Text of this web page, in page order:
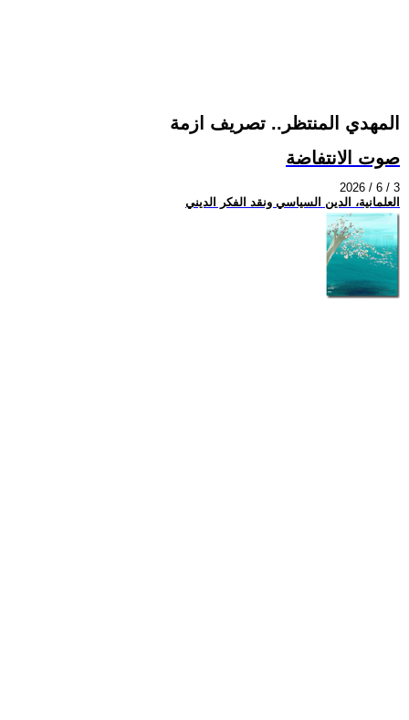
المهدي المنتظر.. تصريف ازمة
صوت الانتفاضة
2026 / 6 / 3
العلمانية، الدين السياسي ونقد الفكر الديني